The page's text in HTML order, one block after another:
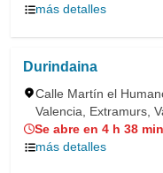
más detalles
Durindaina
Calle Martín el
Valencia, Extramurs,
Se abre en 4 h 38
más detalles